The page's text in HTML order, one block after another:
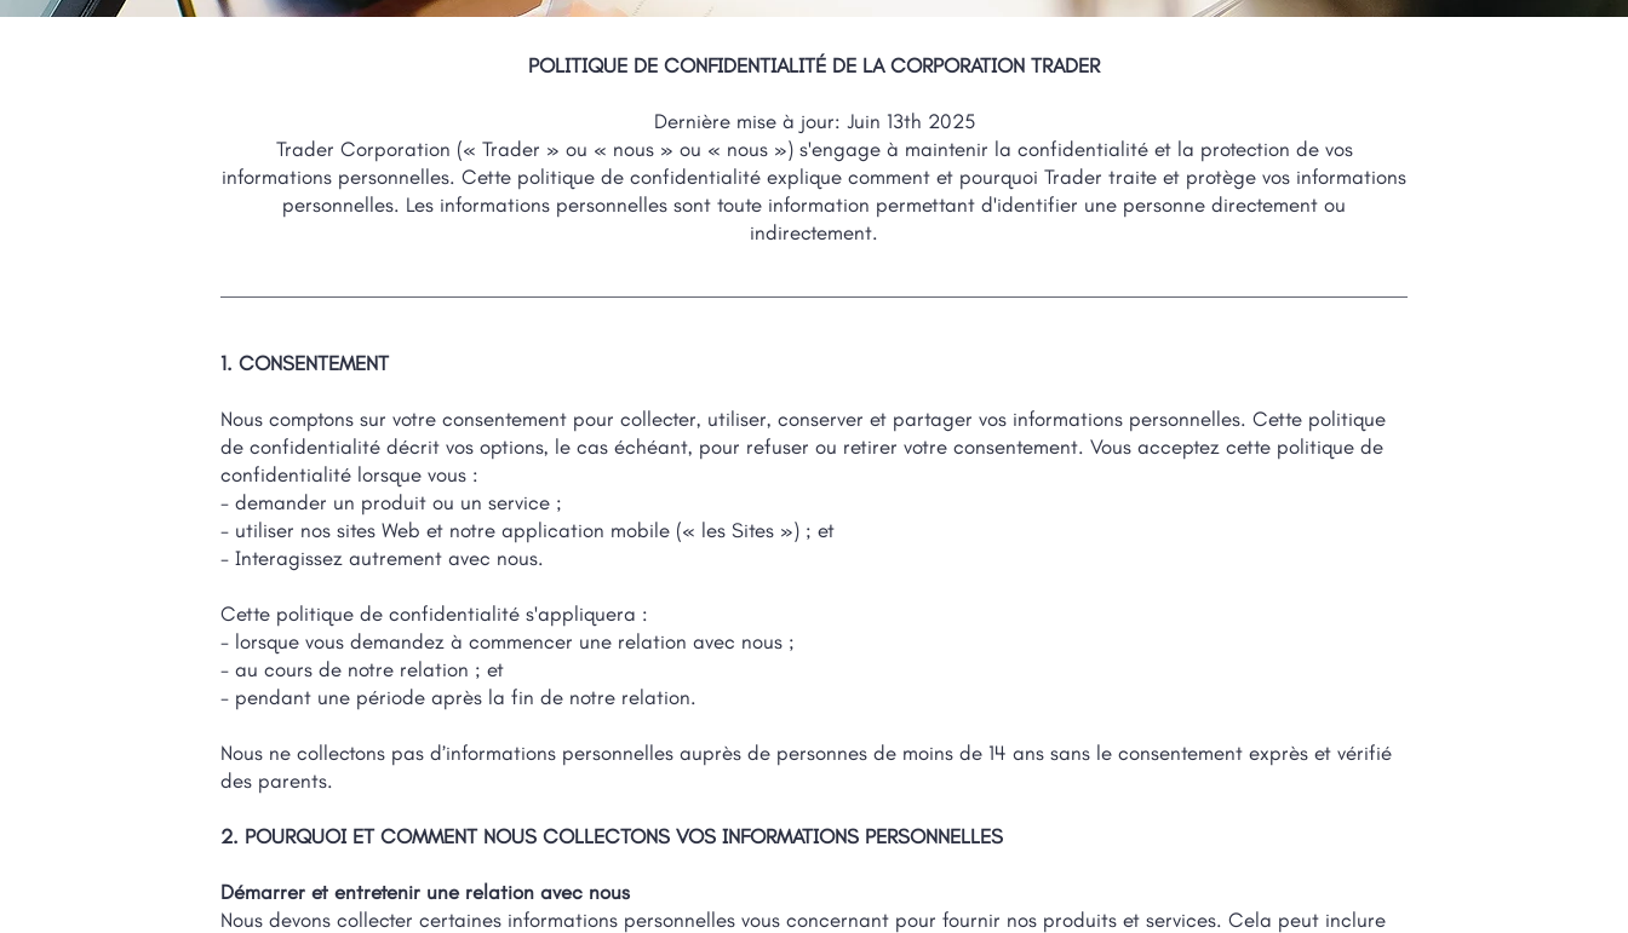
POLITIQUE DE CONFIDENTIALITÉ DE LA CORPORATION TRADER
Dernière mise à jour: Juin 13th 2025
Trader Corporation (« Trader » ou « nous » ou « nous ») s'engage à maintenir la confidentialité et la protection de vos
informations personnelles. Cette politique de confidentialité explique comment et pourquoi Trader traite et protège vos informations
personnelles. Les informations personnelles sont toute information permettant d'identifier une personne directement ou
indirectement.
1. CONSENTEMENT
Nous comptons sur votre consentement pour collecter, utiliser, conserver et partager vos informations personnelles. Cette politique
de confidentialité décrit vos options, le cas échéant, pour refuser ou retirer votre consentement. Vous acceptez cette politique de
confidentialité lorsque vous :
- demander un produit ou un service ;
- utiliser nos sites Web et notre application mobile (« les Sites ») ; et
- Interagissez autrement avec nous.
Cette politique de confidentialité s'appliquera :
- lorsque vous demandez à commencer une relation avec nous ;
- au cours de notre relation ; et
- pendant une période après la fin de notre relation.
Nous ne collectons pas d’informations personnelles auprès de personnes de moins de 14 ans sans le consentement exprès et vérifié
des parents.
2. POURQUOI ET COMMENT NOUS COLLECTONS VOS INFORMATIONS PERSONNELLES
Démarrer et entretenir une relation avec nous
Nous devons collecter certaines informations personnelles vous concernant pour fournir nos produits et services. Cela peut inclure